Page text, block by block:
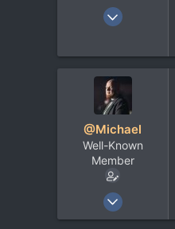
18 Апр 2005
113
Kaniv, UA
@Michael
Well-Known
Member
14 Дек 2010
973